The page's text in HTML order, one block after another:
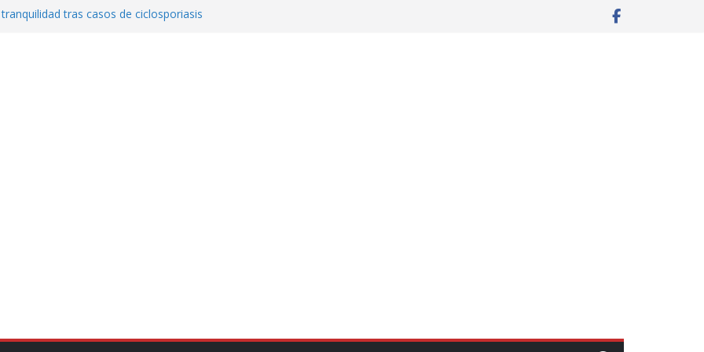
tras casos de ciclosporiasis
de vínculos con México: